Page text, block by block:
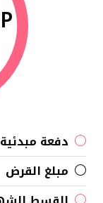
دفعة مبدئية
مبلغ القرض